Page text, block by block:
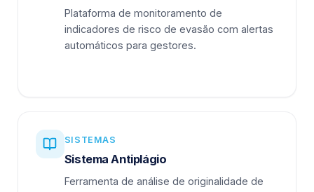
Plataforma de monitoramento de
indicadores de risco de evasão com alertas
automáticos para gestores.
SISTEMAS
Sistema Antiplágio
Ferramenta de análise de originalidade de